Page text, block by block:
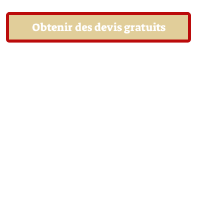
Obtenir des devis gratuits